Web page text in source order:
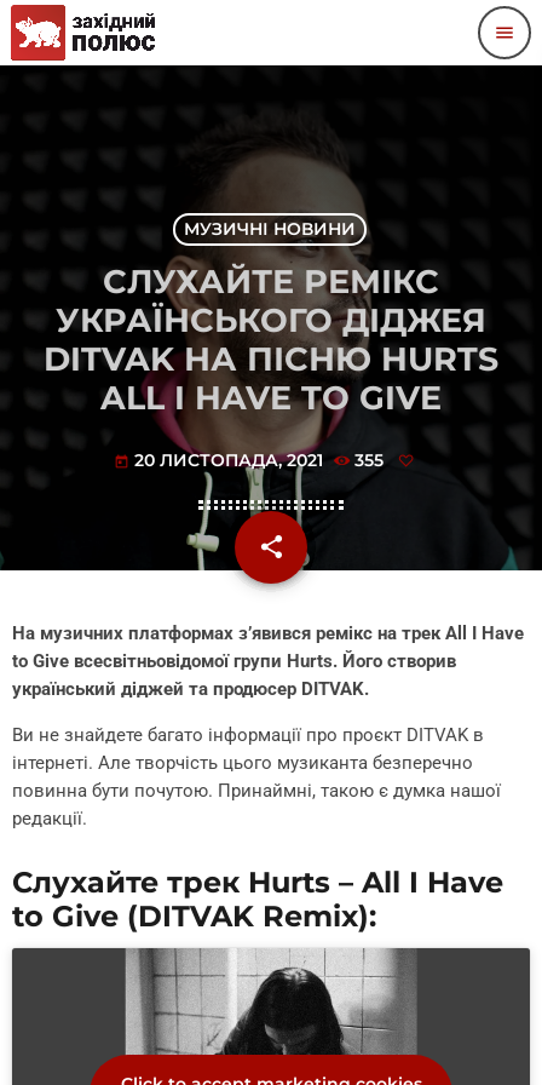
menu
МУЗИЧНІ НОВИНИ
СЛУХАЙТЕ РЕМІКС
УКРАЇНСЬКОГО ДІДЖЕЯ
DITVAK НА ПІСНЮ HURTS
ALL I HAVE TO GIVE
today 20 ЛИСТОПАДА, 2021 355
share
email
На музичних платформах з’явився ремікс на трек All I Have
to Give всесвітньовідомої групи Hurts. Його створив
український діджей та продюсер DITVAK.
Ви не знайдете багато інформації про проєкт DITVAK в
інтернеті. Але творчість цього музиканта безперечно
повинна бути почутою. Принаймні, такою є думка нашої
редакції.
Слухайте трек Hurts – All I Have
to Give (DITVAK Remix):